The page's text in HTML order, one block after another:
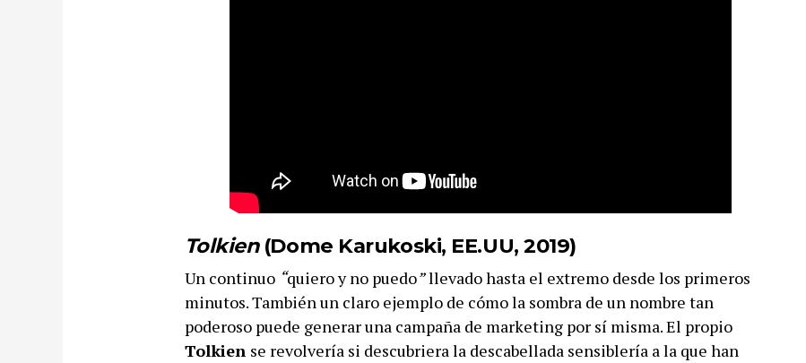
Tolkien (Dome Karukoski, EE.UU, 2019)
Un continuo “quiero y no puedo”llevado hasta el extremo desde los primeros
minutos. También un claro ejemplo de cómo la sombra de un nombre tan
poderoso puede generar una campaña de marketing por sí misma. El propio
Tolkien se revolvería si descubriera la descabellada sensiblería a la que han